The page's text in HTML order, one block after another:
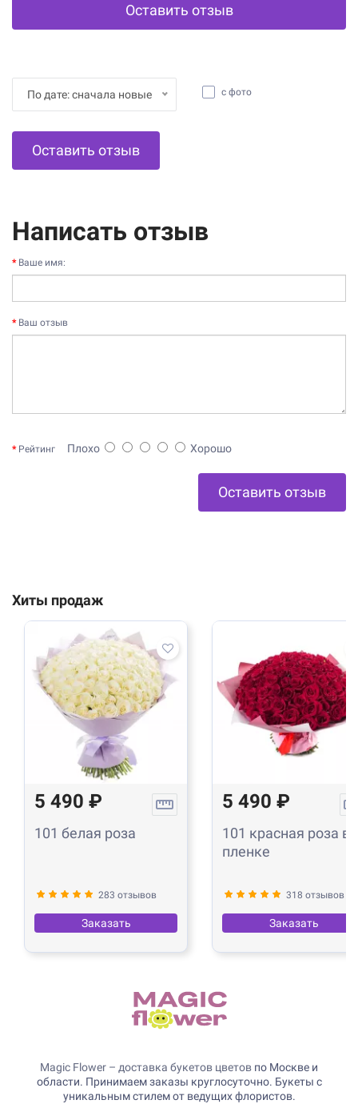
Оставить отзыв
По дате: сначала новые с фото
Оставить отзыв
Написать отзыв
Ваше имя:
Ваш отзыв
Рейтинг Плохо Хорошо
Оставить отзыв
Хиты продаж
5 490 ₽
101 белая роза
283 отзывов
Заказать
5 490 ₽
101 красная роза в
пленке
318 отзывов
Заказать
Magic Flower – доставка букетов цветов по Москве и
области. Принимаем заказы круглосуточно. Букеты с
уникальным стилем от ведущих флористов.